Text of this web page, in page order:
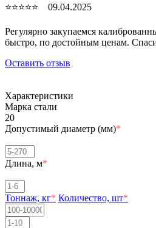
⭐⭐⭐⭐⭐ 09.04.2025
Регулярно закупаемся
быстро, по достойным ценам.
Оставить отзыв
Характеристики
Марка стали
20
Допустимый диаметр (мм)*
Длина, м*
Тоннаж, кг* Количество, шт*